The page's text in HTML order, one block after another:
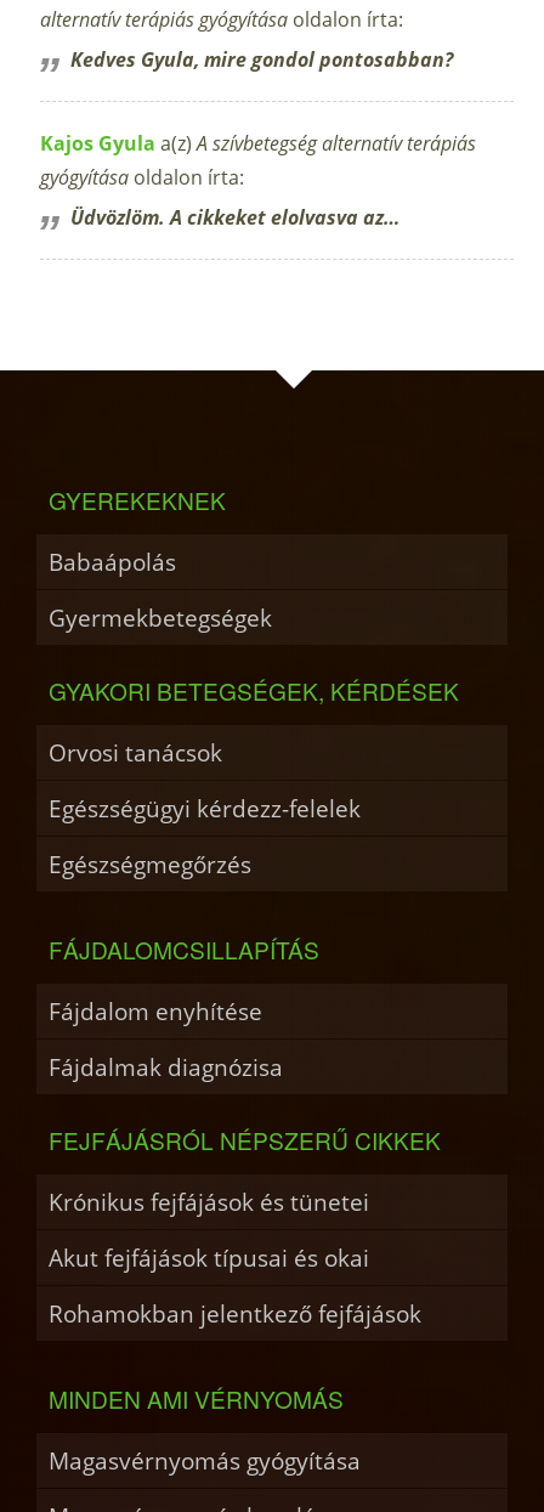
alternatív terápiás gyógyítása oldalon írta:
Kedves Gyula, mire gondol pontosabban?
Kajos Gyula a(z)A szívbetegség alternatív terápiás
gyógyítása oldalon írta:
Üdvözlöm. A cikkeket elolvasva az…
GYEREKEKNEK
Babaápolás
Gyermekbetegségek
GYAKORI BETEGSÉGEK, KÉRDÉSEK
Orvosi tanácsok
Egészségügyi kérdezz-felelek
Egészségmegőrzés
FÁJDALOMCSILLAPÍTÁS
Fájdalom enyhítése
Fájdalmak diagnózisa
FEJFÁJÁSRÓL NÉPSZERŰ CIKKEK
Krónikus fejfájások és tünetei
Akut fejfájások típusai és okai
Rohamokban jelentkező fejfájások
MINDEN AMI VÉRNYOMÁS
Magasvérnyomás gyógyítása